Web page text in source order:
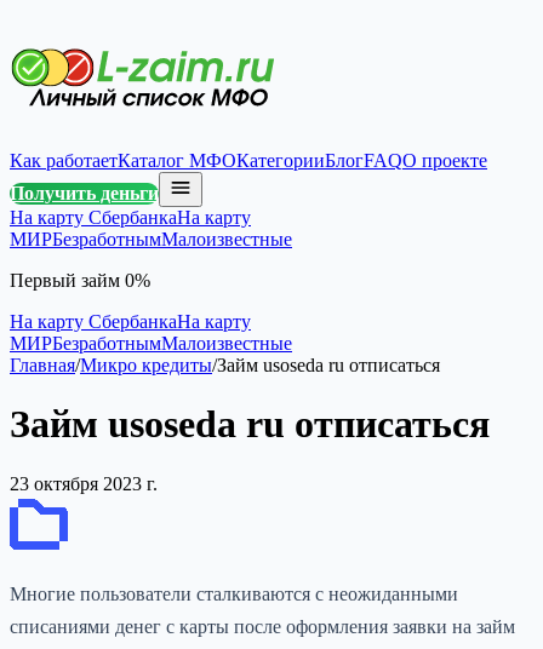
Как работаетКаталог МФОКатегорииБлогFAQО проекте
Получить деньги
На карту СбербанкаНа карту
МИРБезработнымМалоизвестные
Первый займ 0%
На карту СбербанкаНа карту
МИРБезработнымМалоизвестные
Главная/Микро кредиты/Займ usoseda ru отписаться
Займ usoseda ru отписаться
23 октября 2023 г.
Многие пользователи сталкиваются с неожиданными
списаниями денег с карты после оформления заявки на займ